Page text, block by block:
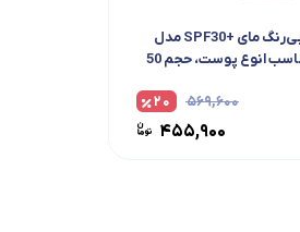
فلوئید ضدآفتاب بی‌رنگ مای +SPF30 مدل
Hypoallergen مناسب انوع پوست، حجم 50
۵۶۹,۶۰۰
۴۵۵,۹۰۰
۲۰